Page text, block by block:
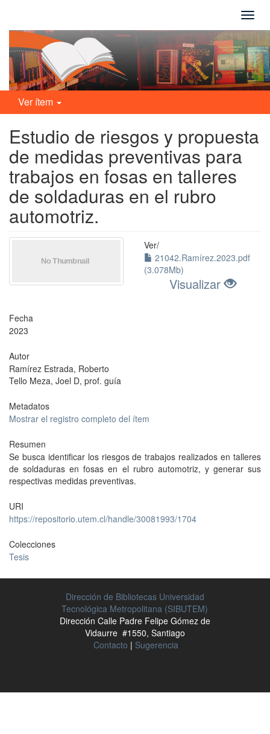
Ver ítem
Estudio de riesgos y propuesta
de medidas preventivas para
trabajos en fosas en talleres
de soldaduras en el rubro
automotriz.
Ver/
21042.Ramírez.2023.pdf
(3.078Mb)
Visualizar
Fecha
2023
Autor
Ramírez Estrada, Roberto
Tello Meza, Joel D, prof. guía
Metadatos
Mostrar el registro completo del ítem
Resumen
Se busca identificar los riesgos de trabajos realizados en talleres
de soldaduras en fosas en el rubro automotriz, y generar sus
respectivas medidas preventivas.
URI
https://repositorio.utem.cl/handle/30081993/1704
Colecciones
Tesis
Dirección de Bibliotecas Universidad
Tecnológica Metropolitana (SIBUTEM)
Dirección Calle Padre Felipe Gómez de
Vidaurre #1550, Santiago
Contacto | Sugerencia